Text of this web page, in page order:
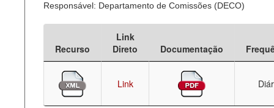
Processo Legislativo
Deputados Estaduais
Administração
Legislação
Responsável: Departamento de Comissões (DECO)
Recurso
Link
Direto
Documentação
Link